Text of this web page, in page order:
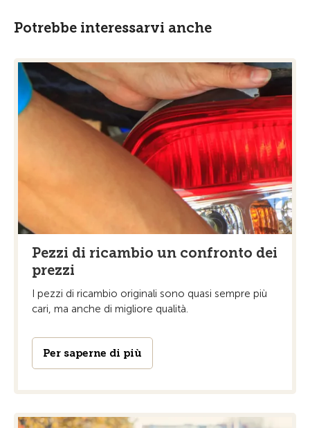
Potrebbe interessarvi anche
Pezzi di ricambio un confronto dei
prezzi
I pezzi di ricambio originali sono quasi sempre più
cari, ma anche di migliore qualità.
Per saperne di più